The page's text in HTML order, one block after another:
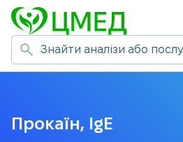
Прокаїн, IgE